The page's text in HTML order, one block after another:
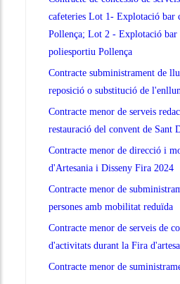
cafeteries Lot 1- Explotació bar
Pollença; Lot 2 - Explotació bar
poliesportiu Pollença
Contracte subministrament de
reposició o substitució de
Contracte menor de serveis
restauració del convent de Sant
Contracte menor de direcció i
d'Artesania i Disseny Fira 2024
Contracte menor de
persones amb mobilitat reduïda
Contracte menor de serveis de
d'activitats durant la Fira
Contracte menor de